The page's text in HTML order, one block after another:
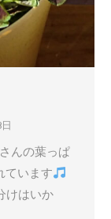
んの葉っぱ
ています
けはいか